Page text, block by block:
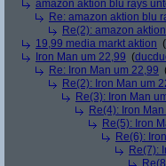
amazon aktion blu rays
Re: amazon aktion blu
Re(2): amazon
19,99 media markt aktion (
Iron Man um 22,99 (
Re: Iron Man um 22,99
Re(2): Iron Man um
Re(3): Iron Man
Re(4): Iron
Re(5): Iron
Re(6):
Re(7):